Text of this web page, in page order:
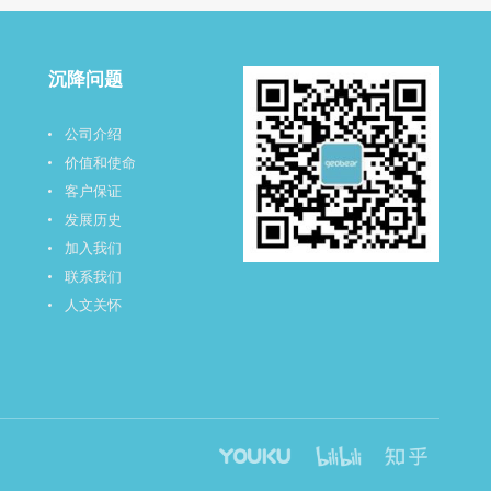
沉降问题
公司介绍
价值和使命
客户保证
发展历史
加入我们
联系我们
人文关怀